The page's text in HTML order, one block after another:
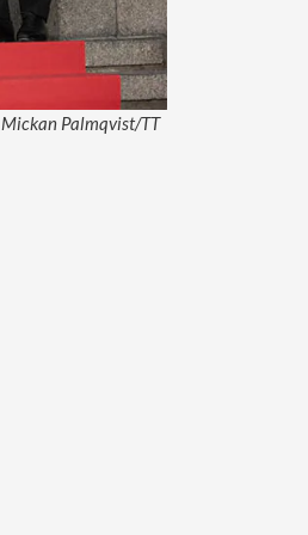
Palmqvist/TT